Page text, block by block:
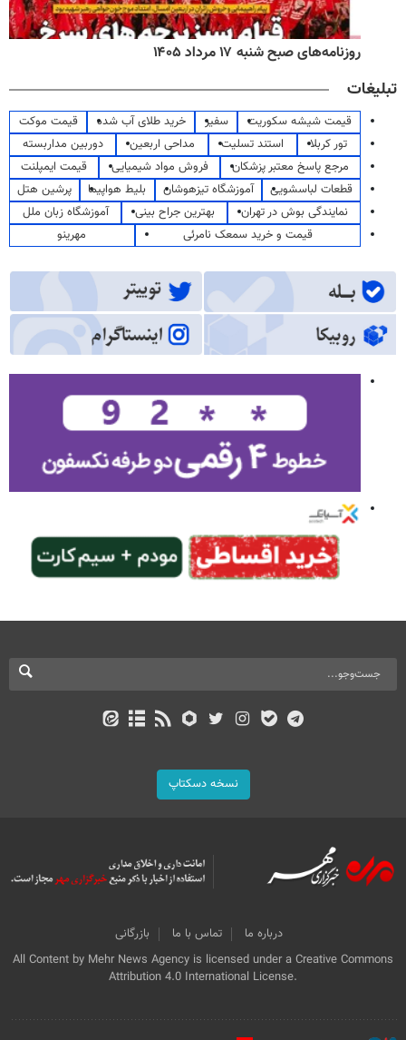
روزنامه‌های صبح شنبه ۱۷ مرداد ۱۴۰۵
تبلیغات
قیمت شیشه سکوریت سفیر خرید طلای آب شده
قیمت موکت
تور کربلا
استند تسلیت مداحی اربعین
دوربین مداربسته
مرجع پاسخ معتبر پزشکان
فروش مواد شیمیایی
قیمت ایمپلنت
قطعات لباسشویی
آموزشگاه تیزهوشان بلیط هواپیما
پرشین هتل
نمایندگی بوش در تهران
بهترین جراح بینی
آموزشگاه زبان ملل
قیمت و خرید سمعک نامرئی
مهرینو
نسخه دسکتاپ
درباره ما تماس با ما
بازرگانی
All Content by Mehr News Agency is licensed under a Creative Commons
Attribution 4.0 International License.